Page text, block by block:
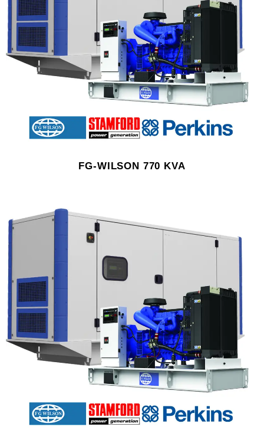
FG-WILSON 770 KVA